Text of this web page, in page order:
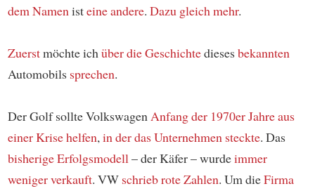
dem Namenisteine andere. Dazu gleich mehr.
Zuerstmöchte ichüber die Geschichtediesesbekannten
Automobils sprechen.
Der Golf sollte VolkswagenAnfang der 1970er Jahreaus
einer Krise helfen,in der das Unternehmen steckte. Das
bisherige Erfolgsmodell– der Käfer – wurdeimmer
weniger verkauft. VW schrieb rote Zahlen. Um dieFirma